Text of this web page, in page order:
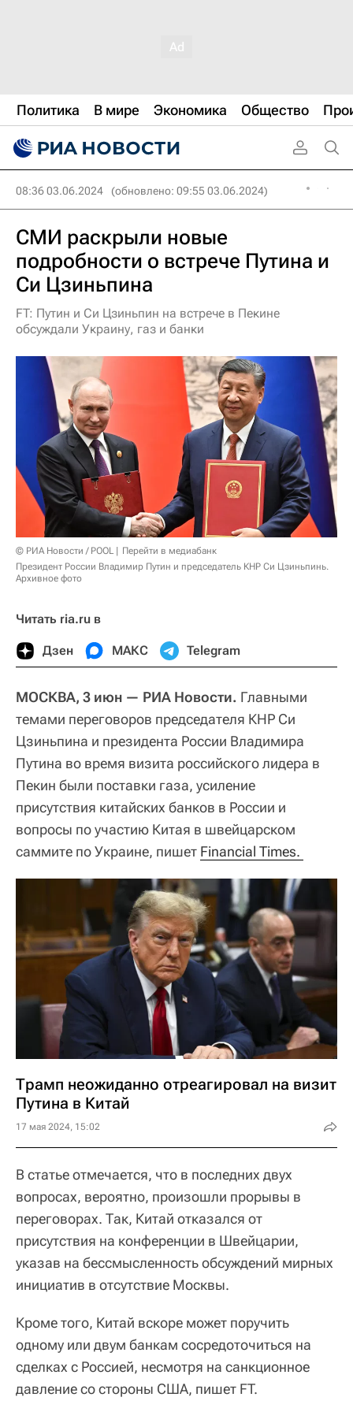
Политика В мире Экономика Общество
08:36 03.06.2024 (обновлено: 09:55 03.06.2024)
СМИ раскрыли новые
подробности о встрече Путина и
Си Цзиньпина
FT: Путин и Си Цзиньпин на встрече в Пекине
обсуждали Украину, газ и банки
© РИА Новости / POOL
Перейти в медиабанк
Президент России Владимир Путин и председатель КНР Си Цзиньпинь.
Архивное фото
Читать ria.ru в
Дзен МАКС Telegram
МОСКВА, 3 июн — РИА Новости. Главными
темами переговоров председателя КНР Си
Цзиньпина и президента России Владимира
Путина во время визита российского лидера в
Пекин были поставки газа, усиление
присутствия китайских банков в России и
вопросы по участию Китая в швейцарском
саммите по Украине, пишет Financial Times.
Трамп неожиданно отреагировал на визит
Путина в Китай
17 мая 2024, 15:02
В статье отмечается, что в последних двух
вопросах, вероятно, произошли прорывы в
переговорах. Так, Китай отказался от
присутствия на конференции в Швейцарии,
указав на бессмысленность обсуждений мирных
инициатив в отсутствие Москвы.
Кроме того, Китай вскоре может поручить
одному или двум банкам сосредоточиться на
сделках с Россией, несмотря на санкционное
давление со стороны США, пишет FT.